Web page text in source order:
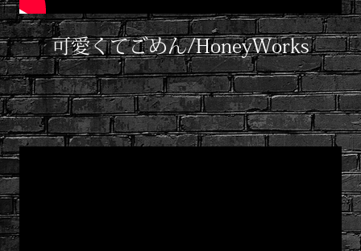
可愛くてごめん/HoneyWorks